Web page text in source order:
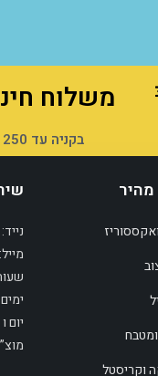
משלוח חינם
בקניה עד 250 ש"ח תתווסף עלות משלוח: ₪39.90
מהיר
וקריסטל
נייד: 054-244-5557
מייל: nehmadariel@gmail.com
ימים א-
יום ו 9:00-14.00